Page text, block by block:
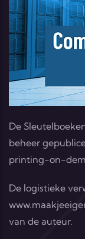
De
beheer
printing-on-
De logistieke
van de auteur.